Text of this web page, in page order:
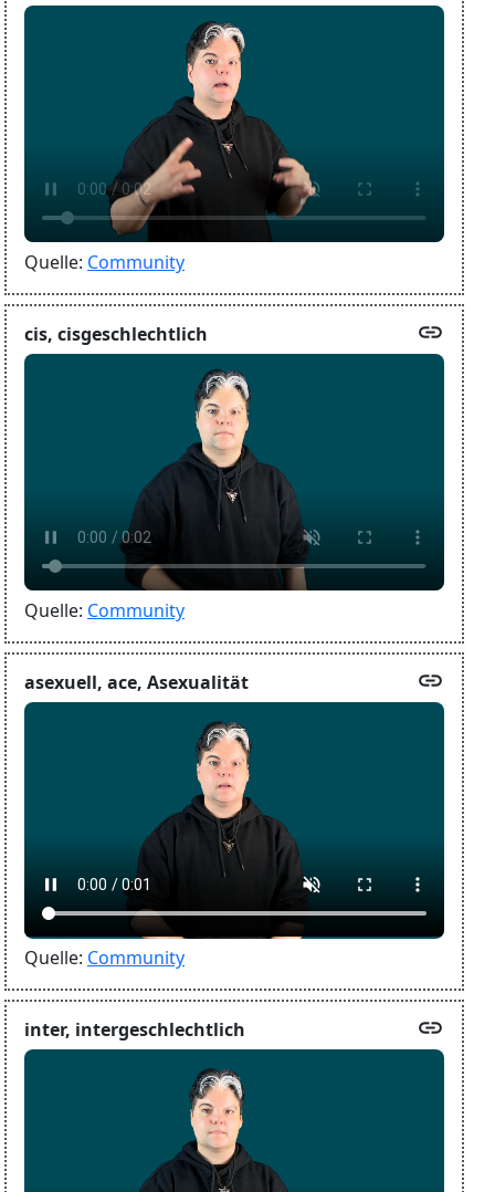
Quelle: Community
cis, cisgeschlechtlich link
Quelle: Community
asexuell, ace, Asexualität link
Quelle: Community
inter, intergeschlechtlich link